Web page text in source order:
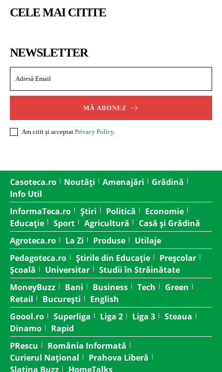
CELE MAI CITITE
NEWSLETTER
MĂ ABONEZ
Am citit și acceptat Privacy Policy.
Casoteca.ro Noutăți Amenajări
Grădină
Info Util
InformaTeca.ro
Știri Politică
Economie
Educație
Sport Agricultură
Casă și Grădină
Agroteca.ro
La Zi Produse
Utilaje
Pedagoteca.ro
Știrile din Educație
Preșcolar
Școală
Universitar
Studii în Străinătate
MoneyBuzz
Bani Business Tech
Green
Retail
București
English
Goool.ro
Superliga Liga 2 Liga 3
Steaua
Dinamo
Rapid
PRescu
România Informată
Curierul Național
Prahova Liberă
Slatina Buzz
HomeTalks